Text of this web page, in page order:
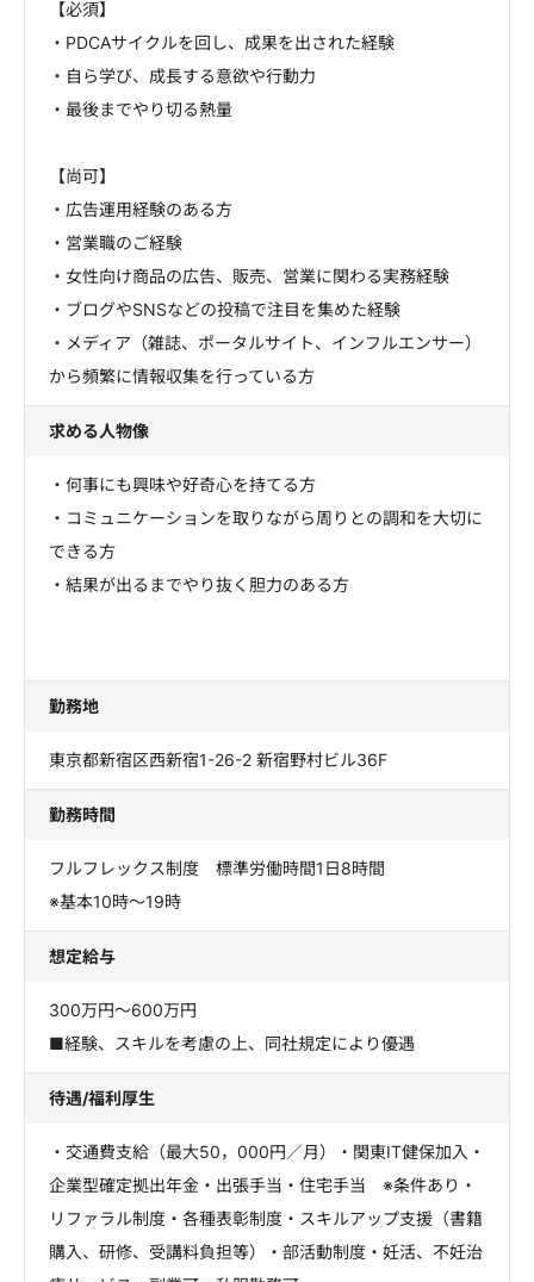
【必須】
・PDCAサイクルを回し、成果を出された経験
・自ら学び、成長する意欲や行動力
・最後までやり切る熱量
【尚可】
・広告運用経験のある方
・営業職のご経験
・女性向け商品の広告、販売、営業に関わる実務経験
・ブログやSNSなどの投稿で注目を集めた経験
・メディア（雑誌、ポータルサイト、インフルエンサー）
から頻繁に情報収集を行っている方
求める人物像
・何事にも興味や好奇心を持てる方
・コミュニケーションを取りながら周りとの調和を大切に
できる方
・結果が出るまでやり抜く胆力のある方
勤務地
東京都新宿区西新宿1-26-2 新宿野村ビル36F
勤務時間
フルフレックス制度 標準労働時間1日8時間
※基本10時～19時
想定給与
300万円～600万円
■経験、スキルを考慮の上、同社規定により優遇
待遇/福利厚生
・交通費支給（最大50，000円／月）・関東IT健保加入・
企業型確定拠出年金・出張手当・住宅手当 ※条件あり・
リファラル制度・各種表彰制度・スキルアップ支援（書籍
購入、研修、受講料負担等）・部活動制度・妊活、不妊治